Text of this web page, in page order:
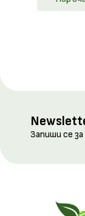
Запиши се